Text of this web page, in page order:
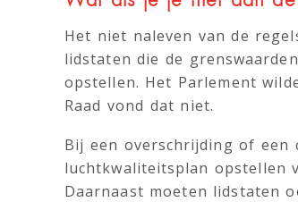
Het niet naleven van de
lidstaten die de
opstellen. Het Parlement
Raad vond dat niet.
Bij een overschrijding of een
luchtkwaliteitsplan opstellen
Daarnaast moeten lidstaten